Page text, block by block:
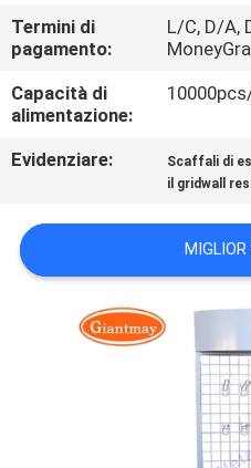
NOTIZIE
CASI
DEL
SITO
PRIVACY
Termini di
pagamento:
L/C, D/A,
Capacità di
alimentazione:
Evidenziare: Scaffali di
il gridwall